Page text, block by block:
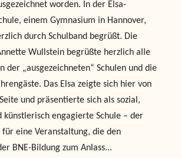
worden. In der Elsa-
einem Gymnasium in Hannover,
durch Schulband begrüßt. Die
Wullstein begrüßte herzlich alle
der „ausgezeichneten“ Schulen und die
Das Elsa zeigte sich hier von
und präsentierte sich als sozial,
künstlerisch engagierte Schule – der
für eine Veranstaltung, die den
BNE-Bildung zum Anlass...